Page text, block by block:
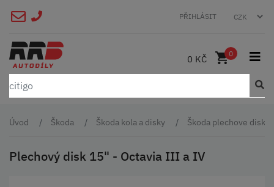
PŘIHLÁSIT
0 KČ 0
Úvod Škoda Škoda kola a disky Škoda plechove disky
Plechový disk 15" - Octavia III a IV